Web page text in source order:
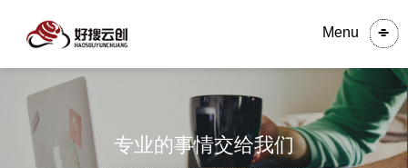
Menu
专业的事情交给我们